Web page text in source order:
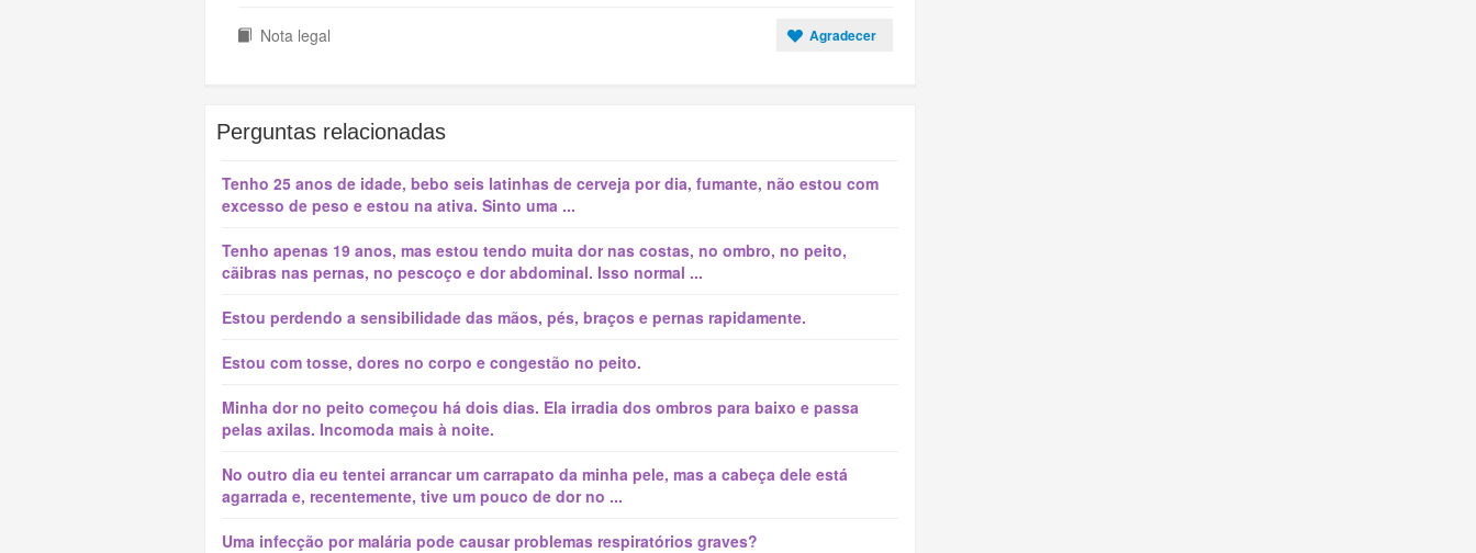
Nota legal Agradecer
Perguntas relacionadas
Tenho 25 anos de idade, bebo seis latinhas de cerveja por dia, fumante, não estou com
excesso de peso e estou na ativa. Sinto uma ...
Tenho apenas 19 anos, mas estou tendo muita dor nas costas, no ombro, no peito,
cãibras nas pernas, no pescoço e dor abdominal. Isso normal ...
Estou perdendo a sensibilidade das mãos, pés, braços e pernas rapidamente.
Estou com tosse, dores no corpo e congestão no peito.
Minha dor no peito começou há dois dias. Ela irradia dos ombros para baixo e passa
pelas axilas. Incomoda mais à noite.
No outro dia eu tentei arrancar um carrapato da minha pele, mas a cabeça dele está
agarrada e, recentemente, tive um pouco de dor no ...
Uma infecção por malária pode causar problemas respiratórios graves?